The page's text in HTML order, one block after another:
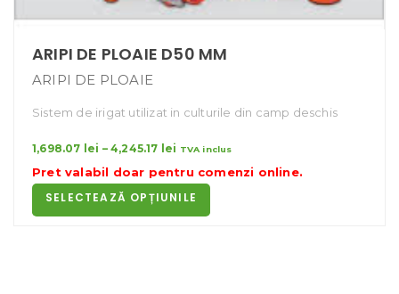
ARIPI DE PLOAIE D50 MM
ARIPI DE PLOAIE
Sistem de irigat utilizat in culturile din camp deschis
1,698.07 lei – 4,245.17 lei Interval
prețuri:
1,698.07 lei
până
TVA inclus
Pret valabil doar pentru comenzi online.
SELECTEAZĂ OPȚIUNILE